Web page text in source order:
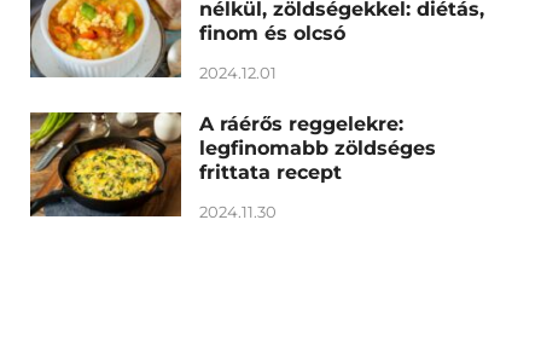
nélkül, zöldségekkel: diétás,
finom és olcsó
2024.12.01
A ráérős reggelekre:
legfinomabb zöldséges
frittata recept
2024.11.30